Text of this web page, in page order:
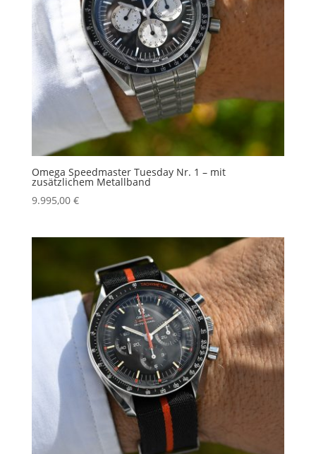
Omega Speedmaster Tuesday Nr. 1 – mit
zusätzlichem Metallband
9.995,00 €